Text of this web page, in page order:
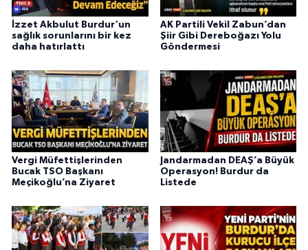
İzzet Akbulut Burdur'un
sağlık sorunlarını bir kez
daha hatırlattı
AK Partili Vekil Zabun’dan
Şiir Gibi Dereboğazı Yolu
Göndermesi
Vergi Müfettişlerinden
Bucak TSO Başkanı
Meçikoğlu’na Ziyaret
Jandarmadan DEAŞ’a Büyük
Operasyon! Burdur da
Listede